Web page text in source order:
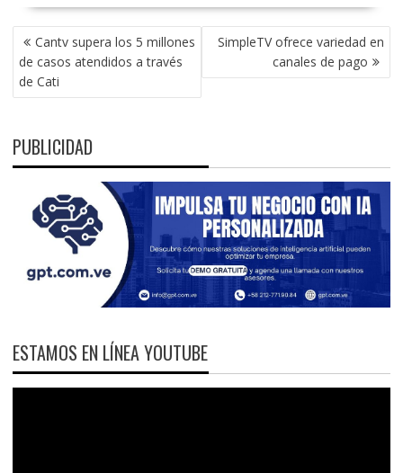
NAVEGACIÓN
DE
ENTRADAS
Cantv supera los 5 millones
de casos atendidos a través
de Cati
SimpleTV ofrece variedad en
canales de pago
PUBLICIDAD
ESTAMOS EN LÍNEA YOUTUBE